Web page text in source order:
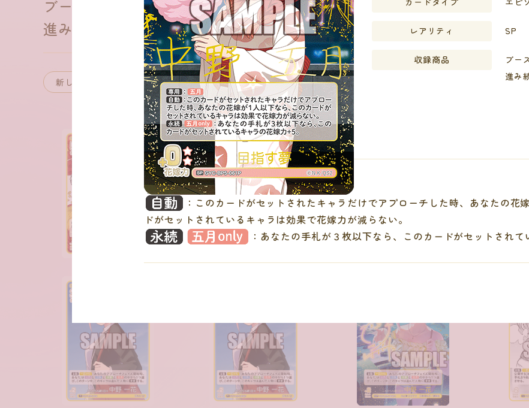
ブースターパック vol.5
進み続ける日常
レアリティ SP
収録商品
ブー
進み
：
：このカードがセットされたキャラだけでアプローチした時、あなたの花
ドがセットされているキャラは効果で花嫁力が減らない。
：あなたの手札が３枚以下なら、このカードがセットされて